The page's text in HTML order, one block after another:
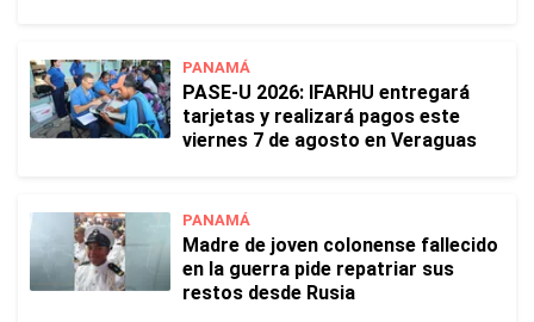
PANAMÁ
PASE-U 2026: IFARHU entregará
tarjetas y realizará pagos este
viernes 7 de agosto en Veraguas
PANAMÁ
Madre de joven colonense fallecido
en la guerra pide repatriar sus
restos desde Rusia